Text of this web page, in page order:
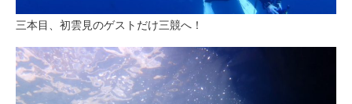
三本目、初雲見のゲストだけ三競へ！